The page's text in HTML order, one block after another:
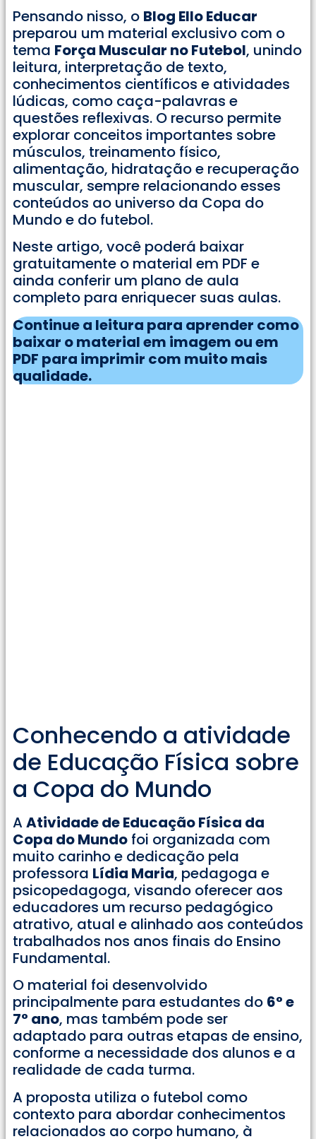
Pensando nisso, o Blog Ello Educar
preparou um material exclusivo com o
tema Força Muscular no Futebol, unindo
leitura, interpretação de texto,
conhecimentos científicos e atividades
lúdicas, como caça-palavras e
questões reflexivas. O recurso permite
explorar conceitos importantes sobre
músculos, treinamento físico,
alimentação, hidratação e recuperação
muscular, sempre relacionando esses
conteúdos ao universo da Copa do
Mundo e do futebol.
Neste artigo, você poderá baixar
gratuitamente o material em PDF e
ainda conferir um plano de aula
completo para enriquecer suas aulas.
Continue a leitura para aprender como
baixar o material em imagem ou em
PDF para imprimir com muito mais
qualidade.
Conhecendo a atividade
de Educação Física sobre
a Copa do Mundo
AAtividade de Educação Física da
Copa do Mundo foi organizada com
muito carinho e dedicação pela
professora Lídia Maria, pedagoga e
psicopedagoga, visando oferecer aos
educadores um recurso pedagógico
atrativo, atual e alinhado aos conteúdos
trabalhados nos anos finais do Ensino
Fundamental.
O material foi desenvolvido
principalmente para estudantes do 6° e
7° ano, mas também pode ser
adaptado para outras etapas de ensino,
conforme a necessidade dos alunos e a
realidade de cada turma.
A proposta utiliza o futebol como
contexto para abordar conhecimentos
relacionados ao corpo humano, à